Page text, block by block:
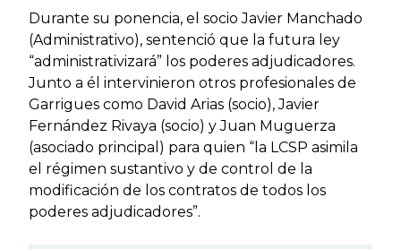
Durante su ponencia, el socio Javier Manchado
(Administrativo), sentenció que la futura ley
“administrativizará” los poderes adjudicadores.
Junto a él intervinieron otros profesionales de
Garrigues como David Arias (socio), Javier
Fernández Rivaya (socio) y Juan Muguerza
(asociado principal) para quien “la LCSP asimila
el régimen sustantivo y de control de la
modificación de los contratos de todos los
poderes adjudicadores”.